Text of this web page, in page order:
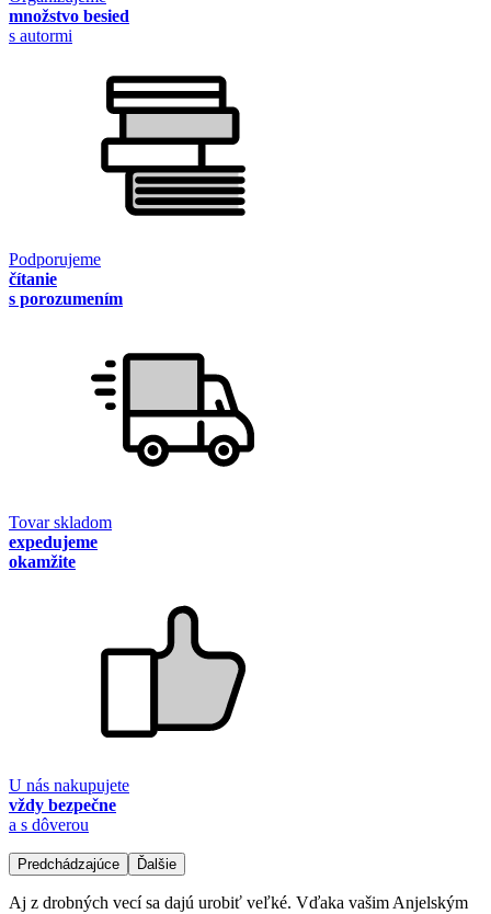
množstvo besied
s autormi
Podporujeme
čítanie
s porozumením
Tovar skladom
expedujeme
okamžite
U nás nakupujete
vždy bezpečne
a s dôverou
Predchádzajúce Ďalšie
Aj z drobných vecí sa dajú urobiť veľké. Vďaka vašim Anjelským